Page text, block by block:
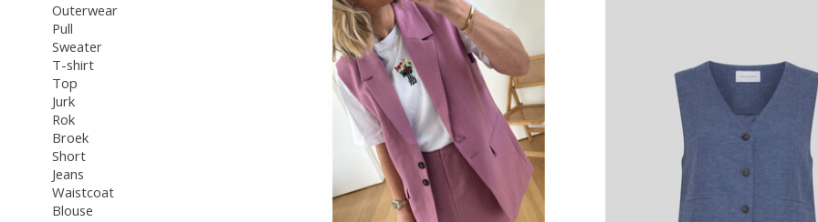
Outerwear
Pull
Sweater
T-shirt
Top
Jurk
Rok
Broek
Short
Jeans
Waistcoat
Blouse